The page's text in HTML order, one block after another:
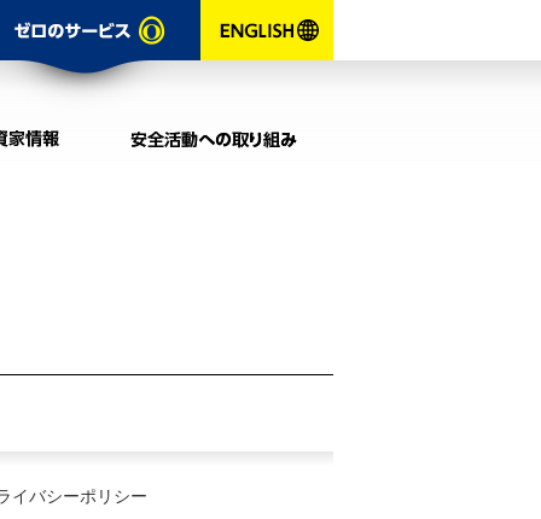
お問い合わせ
イバシーポリシー